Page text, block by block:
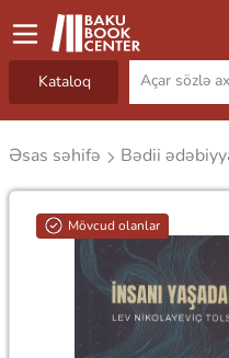
Kataloq
Əsas səhifə Bədii
Mövcud olanlar